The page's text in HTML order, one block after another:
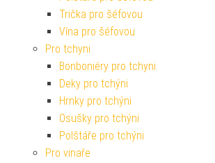
Trička pro šéfovou
Vína pro šéfovou
Pro tchyni
Bonboniéry pro tchyni
Deky pro tchýni
Hrnky pro tchýni
Osušky pro tchýni
Polštáře pro tchýni
Pro vinaře